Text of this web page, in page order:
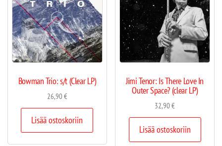
Bowman Trio: s/t (Clear LP)
26,90€
Lisää ostoskoriin
Jimi Tenor: Is There Love In
Outer Space? (clear LP)
32,90€
Lisää ostoskoriin